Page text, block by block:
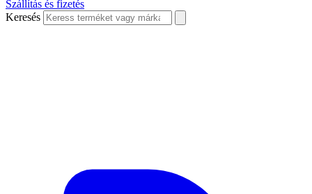
Szállítás és fizetés
Keresés